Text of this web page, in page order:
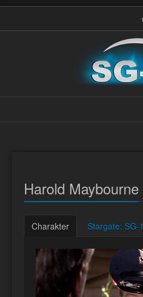
Harold Maybourne
Charakter Stargate: SG-1